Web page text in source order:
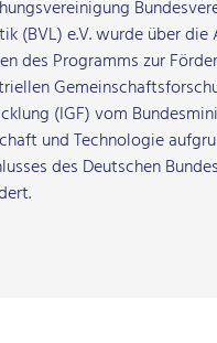
(BVL) e.V. wurde über die
des Programms zur
(IGF) vom
und Technologie
des Deutschen